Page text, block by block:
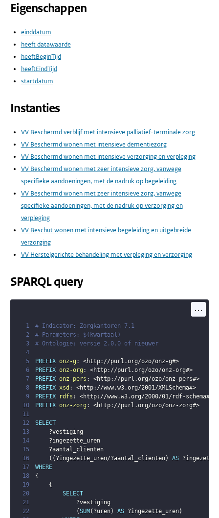
Eigenschappen
einddatum
heeft datawaarde
heeftBeginTijd
heeftEindTijd
startdatum
Instanties
VV Beschermd verblijf met intensieve palliatief-terminale zorg
VV Beschermd wonen met intensieve dementiezorg
VV Beschermd wonen met intensieve verzorging en verpleging
VV Beschermd wonen met zeer intensieve zorg, vanwege
specifieke aandoeningen, met de nadruk op begeleiding
VV Beschermd wonen met zeer intensieve zorg, vanwege
specifieke aandoeningen, met de nadruk op verzorging en
verpleging
VV Beschut wonen met intensieve begeleiding en uitgebreide
verzorging
VV Herstelgerichte behandeling met verpleging en verzorging
SPARQL query
...
1
# Indicator: Zorgkantoren 7.1
2
# Parameters: $(kwartaal)
3
# Ontologie: versie 2.0.0 of nieuwer
4
5
PREFIX onz-g : <http://purl.org/ozo/onz-g#>
6
PREFIX onz-org : <http://purl.org/ozo/onz-org#>
7
PREFIX onz-pers : <http://purl.org/ozo/onz-pers#>
8
PREFIX xsd : <http://www.w3.org/2001/XMLSchema#>
9
PREFIX rdfs : <http://www.w3.org/2000/01/rdf-schema#
10
PREFIX onz-zorg : <http://purl.org/ozo/onz-zorg#>
11
12
SELECT
13
?vestiging
14
?ingezette_uren
15
?aantal_clienten
16
( ( ?ingezette_uren/?aantal_clienten) AS
17
WHERE
18
{
19
{
20
SELECT
21
?vestiging
22
(SUM ( ?uren) AS ?ingezette_uren)